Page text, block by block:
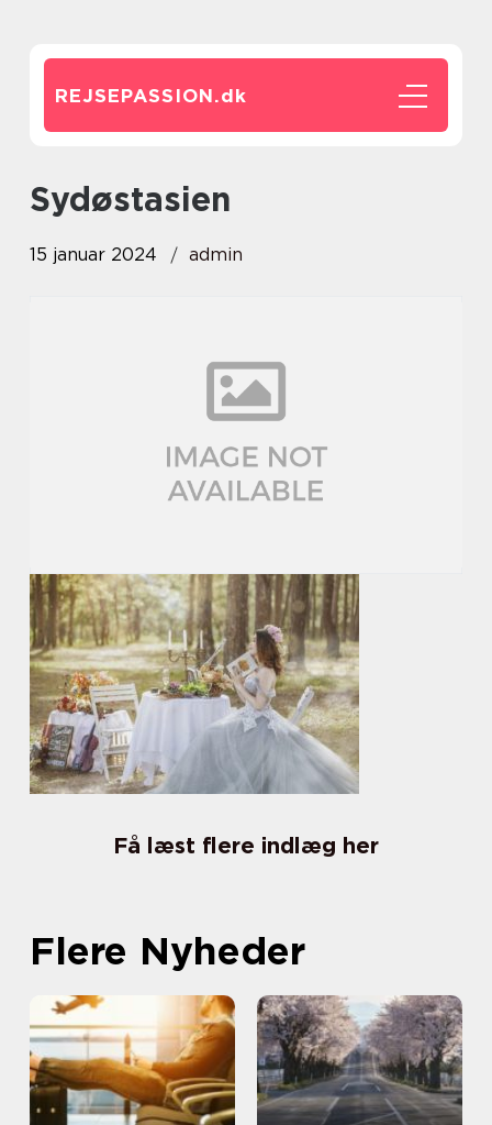
REJSEPASSION.dk
sydøstasien
15 januar 2024 admin
Få læst flere indlæg her
Flere Nyheder